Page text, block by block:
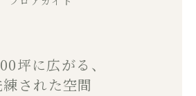
坪に広がる、
練された空間